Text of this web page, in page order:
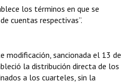
ORGÁNICA
los términos en que se
cuentas respectivas”.
modificación, sancionada el 13 de
la distribución directa de los
a los cuarteles, sin la